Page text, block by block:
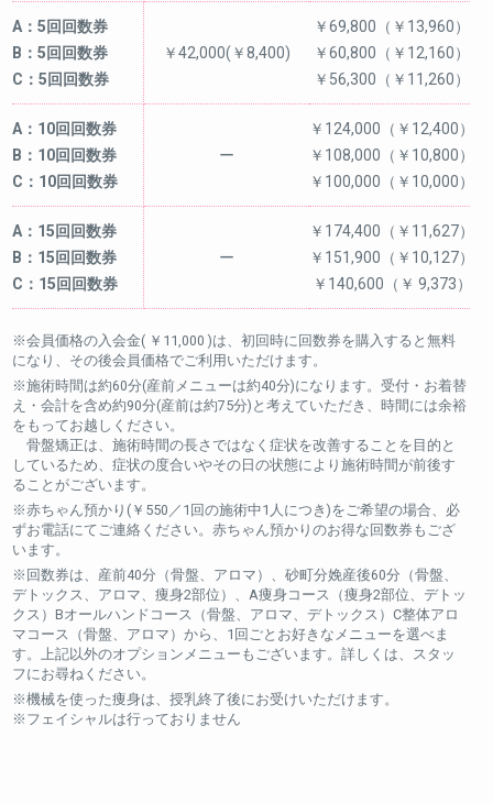
A：5回回数券
B：5回回数券
C：5回回数券
￥42,000(￥8,400)
￥69,800（￥13,960）
￥60,800（￥12,160）
￥56,300（￥11,260）
A：10回回数券
B：10回回数券
C：10回回数券
ー
￥124,000（￥12,400）
￥108,000（￥10,800）
￥100,000（￥10,000）
A：15回回数券
B：15回回数券
C：15回回数券
ー
￥174,400（￥11,627）
￥151,900（￥10,127）
￥140,600（￥ 9,373）
※会員価格の入会金( ￥11,000 )は、初回時に回数券を購入すると無料
になり、その後会員価格でご利用いただけます。
※施術時間は約60分(産前メニューは約40分)になります。受付・お着替
え・会計を含め約90分(産前は約75分)と考えていただき、時間には余裕
をもってお越しください。
骨盤矯正は、施術時間の長さではなく症状を改善することを目的と
しているため、症状の度合いやその日の状態により施術時間が前後す
ることがございます。
※赤ちゃん預かり(￥550／1回の施術中1人につき)をご希望の場合、必
ずお電話にてご連絡ください。赤ちゃん預かりのお得な回数券もござ
います。
※回数券は、産前40分（骨盤、アロマ）、砂町分娩産後60分（骨盤、
デトックス、アロマ、痩身2部位）、A痩身コース（痩身2部位、デトッ
クス）Bオールハンドコース（骨盤、アロマ、デトックス）C整体アロ
マコース（骨盤、アロマ）から、1回ごとお好きなメニューを選べま
す。上記以外のオプションメニューもございます。詳しくは、スタッ
フにお尋ねください。
※機械を使った痩身は、授乳終了後にお受けいただけます。
※フェイシャルは行っておりません